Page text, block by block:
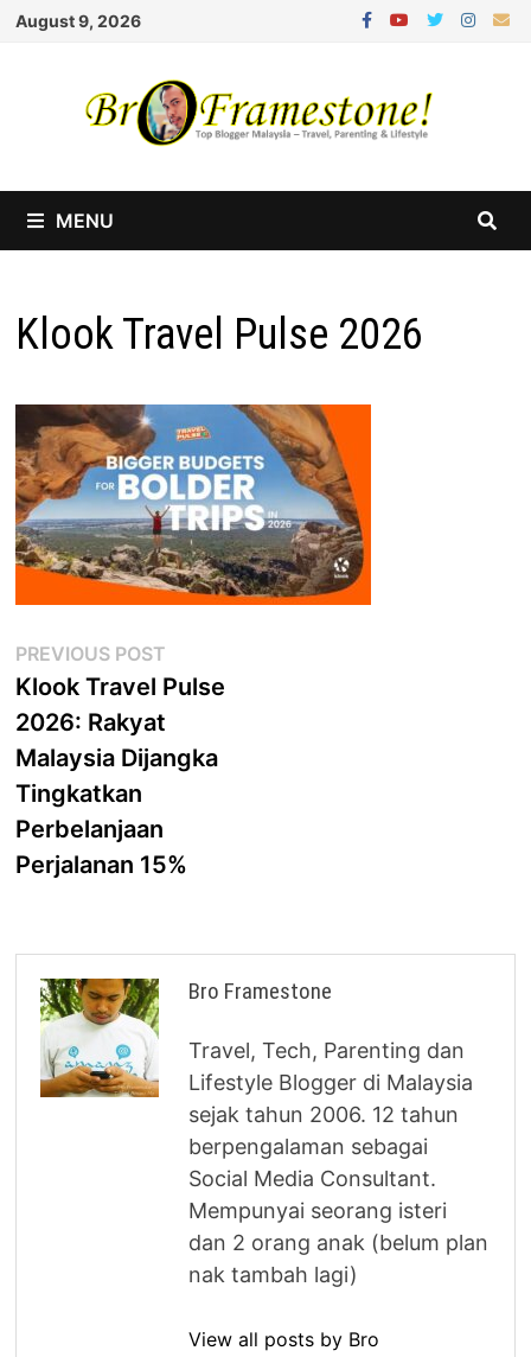
Skip
August 9, 2026
MENU
Klook Travel Pulse 2026
Post
navigation
PREVIOUS POST
post:
Klook Travel Pulse
2026: Rakyat
Malaysia Dijangka
Tingkatkan
Perbelanjaan
Perjalanan 15%
Bro Framestone
Travel, Tech, Parenting dan
Lifestyle Blogger di Malaysia
sejak tahun 2006. 12 tahun
berpengalaman sebagai
Social Media Consultant.
Mempunyai seorang isteri
dan 2 orang anak (belum plan
nak tambah lagi)
View all posts by Bro